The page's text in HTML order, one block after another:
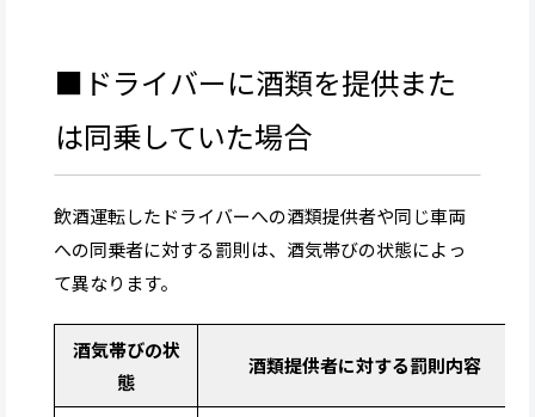
■ドライバーに酒類を提供また
は同乗していた場合
飲酒運転したドライバーへの酒類提供者や同じ車両
への同乗者に対する罰則は、酒気帯びの状態によっ
て異なります。
酒気帯びの状
態
酒類提供者に対する罰則内容